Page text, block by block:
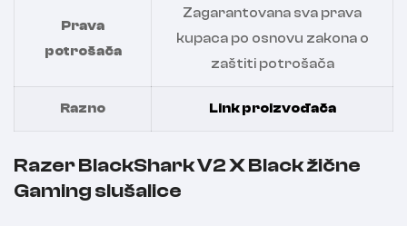
Prava
potrošača
Zagarantovana sva prava
kupaca po osnovu zakona o
zaštiti potrošača
Razno Link proizvođača
Razer BlackShark V2 X Black žične
Gaming slušalice